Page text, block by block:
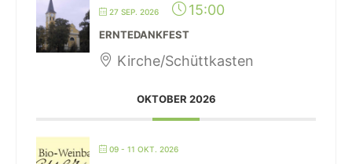
27 SEP. 2026 15:00
ERNTEDANKFEST
Kirche/Schüttkasten
OKTOBER 2026
09 - 11 OKT. 2026